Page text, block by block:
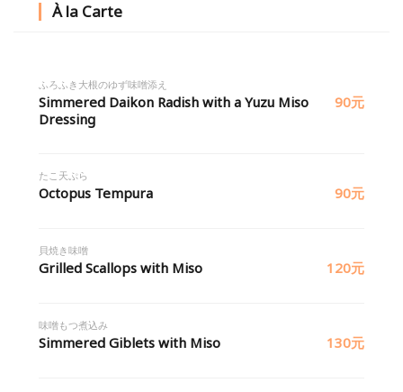
À la Carte
ふろふき大根のゆず味噌添え
Simmered Daikon Radish with a Yuzu Miso
Dressing
90元
たこ天ぷら
Octopus Tempura 90元
貝焼き味噌
Grilled Scallops with Miso 120元
味噌もつ煮込み
Simmered Giblets with Miso 130元